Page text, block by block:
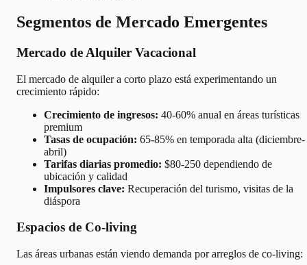
Segmentos de Mercado Emergentes
Mercado de Alquiler Vacacional
El mercado de alquiler a corto plazo está experimentando un
crecimiento rápido:
Crecimiento de ingresos: 40-60% anual en áreas turísticas
premium
Tasas de ocupación: 65-85% en temporada alta (diciembre-
abril)
Tarifas diarias promedio: $80-250 dependiendo de
ubicación y calidad
Impulsores clave: Recuperación del turismo, visitas de la
diáspora
Espacios de Co-living
Las áreas urbanas están viendo demanda por arreglos de co-living: